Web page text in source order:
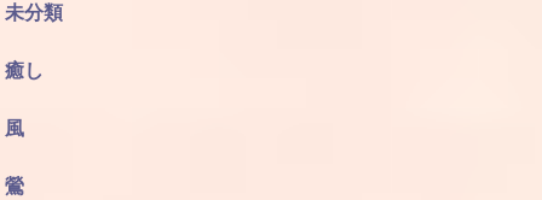
未分類
癒し
風
鶯